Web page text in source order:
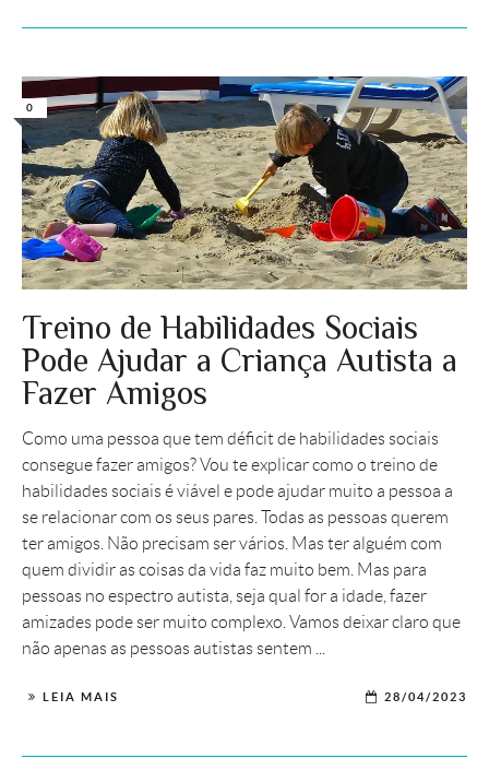
0
Treino de Habilidades Sociais
Pode Ajudar a Criança Autista a
Fazer Amigos
Como uma pessoa que tem déficit de habilidades sociais
consegue fazer amigos? Vou te explicar como o treino de
habilidades sociais é viável e pode ajudar muito a pessoa a
se relacionar com os seus pares. Todas as pessoas querem
ter amigos. Não precisam ser vários. Mas ter alguém com
quem dividir as coisas da vida faz muito bem. Mas para
pessoas no espectro autista, seja qual for a idade, fazer
amizades pode ser muito complexo. Vamos deixar claro que
não apenas as pessoas autistas sentem ...
LEIA MAIS 28/04/2023